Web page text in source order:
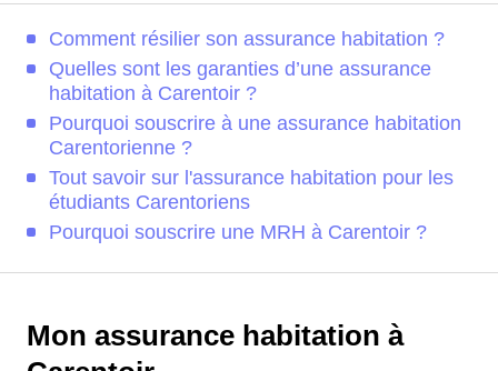
Comment résilier son assurance habitation ?
Quelles sont les garanties d’une assurance
habitation à Carentoir ?
Pourquoi souscrire à une assurance habitation
Carentorienne ?
Tout savoir sur l'assurance habitation pour les
étudiants Carentoriens
Pourquoi souscrire une MRH à Carentoir ?
Mon assurance habitation à